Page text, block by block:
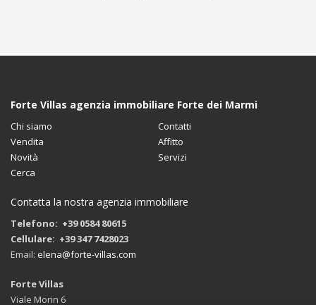
Forte Villas agenzia immobiliare Forte dei Marmi
Chi siamo
Contatti
Vendita
Affitto
Novità
Servizi
Cerca
Contatta la nostra agenzia immobiliare
Telefono: +39 0584 80615
Cellulare: +39 347 7428023
Email: elena@forte-villas.com
Forte Villas
Viale Morin 6